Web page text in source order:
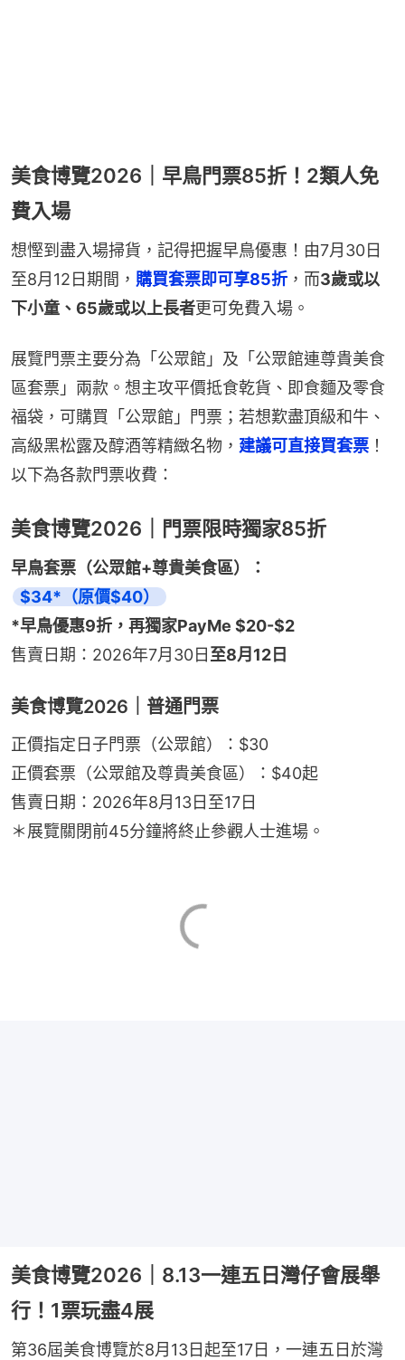
美食博覽2026｜早鳥門票85折！2類人免
費入場
想慳到盡入場掃貨，記得把握早鳥優惠！由7月30日
至8月12日期間， 購買套票即可享85折 ，而3歲或以
下小童、65歲或以上長者更可免費入場。
展覽門票主要分為「公眾館」及「公眾館連尊貴美食
區套票」兩款。想主攻平價抵食乾貨、即食麵及零食
福袋，可購買「公眾館」門票；若想歎盡頂級和牛、
高級黑松露及醇酒等精緻名物， 建議可直接買套票 ！
以下為各款門票收費：
美食博覽2026｜門票限時獨家85折
早鳥套票（公眾館+尊貴美食區）：
$34*（原價$40）
*早鳥優惠9折，再獨家PayMe $20-$2
售賣日期：2026年7月30日 至8月12日
美食博覽2026｜普通門票
正價指定日子門票（公眾館）：$30
正價套票（公眾館及尊貴美食區）：$40起
售賣日期：2026年8月13日至17日
＊展覽關閉前45分鐘將終止參觀人士進場。
美食博覽2026｜8.13一連五日灣仔會展舉
行！1票玩盡4展
第36屆美食博覽於8月13日起至17日，一連五日於灣